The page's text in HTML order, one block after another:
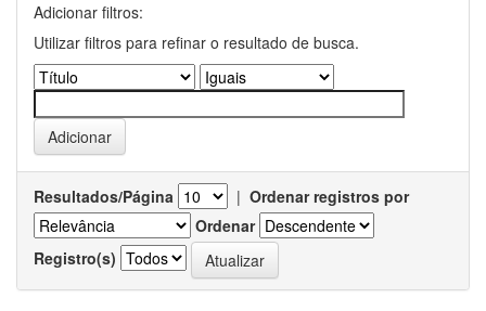
Adicionar filtros:
Utilizar filtros para refinar o resultado de busca.
Resultados/Página | Ordenar registros por
Ordenar
Registro(s)